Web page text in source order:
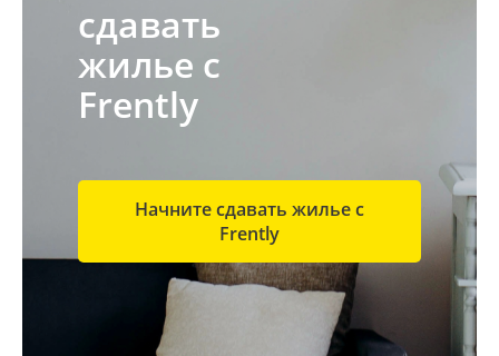
сдавать
жилье с
Frently
Начните сдавать жилье с
Frently